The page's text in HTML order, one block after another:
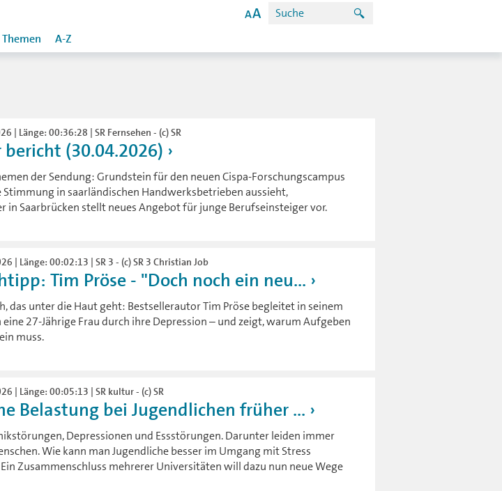
Themen A-Z
| Länge: 00:36:28 | SR Fernsehen - (c) SR
(30.04.2026)
der Sendung: Grundstein für den neuen Cispa-Forschungscampus
Stimmung in saarländischen Handwerksbetrieben aussieht,
in Saarbrücken stellt neues Angebot für junge Berufseinsteiger vor.
| Länge: 00:02:13 | SR 3 - (c) SR 3 Christian Job
Tim Pröse - "Doch noch ein neu...
das unter die Haut geht: Bestsellerautor Tim Pröse begleitet in seinem
eine 27-Jährige Frau durch ihre Depression – und zeigt, warum Aufgeben
muss.
| Länge: 00:05:13 | SR kultur - (c) SR
Belastung bei Jugendlichen früher ...
Depressionen und Essstörungen. Darunter leiden immer
Wie kann man Jugendliche besser im Umgang mit Stress
Zusammenschluss mehrerer Universitäten will dazu nun neue Wege